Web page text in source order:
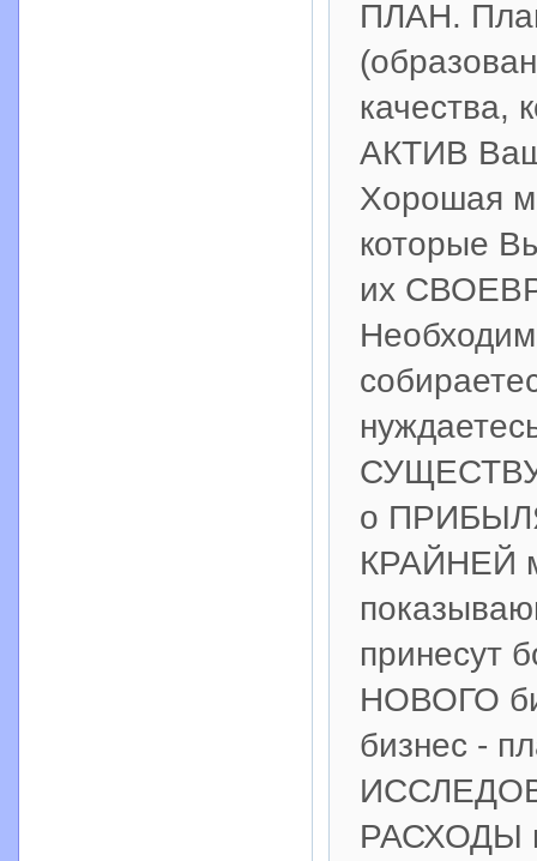
ПЛАН.
качества,
АКТИВ
Хорошая
которые
их
о
КРАЙНЕЙ
принесут
НОВОГО
бизнес -
РАСХОДЫ